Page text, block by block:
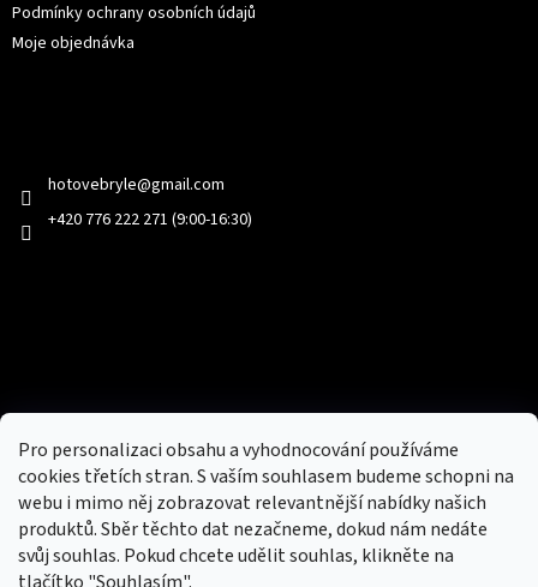
Pro personalizaci obsahu a vyhodnocování používáme
cookies třetích stran. S vaším souhlasem budeme schopni na
webu i mimo něj zobrazovat relevantnější nabídky našich
produktů. Sběr těchto dat nezačneme, dokud nám nedáte
svůj souhlas. Pokud chcete udělit souhlas, klikněte na
Podmínky ochrany osobních údajů
Moje objednávka
hotovebryle@gmail.com
+420 776 222 271 (9:00-16:30)